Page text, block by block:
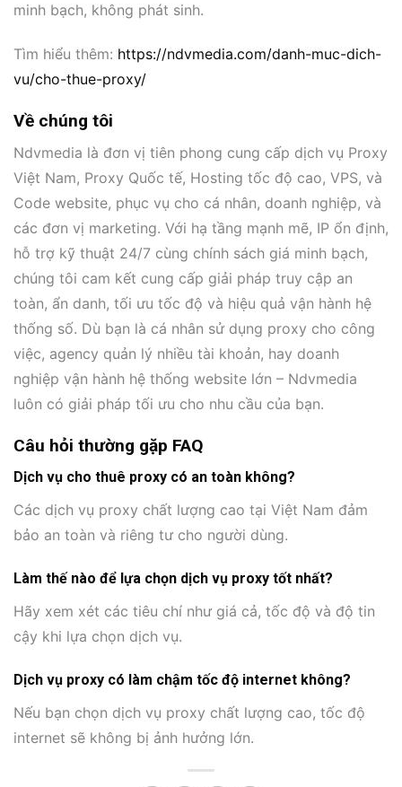
minh bạch, không phát sinh.
Tìm hiểu thêm: https://ndvmedia.com/danh-muc-dich-
vu/cho-thue-proxy/
Về chúng tôi
Ndvmedia là đơn vị tiên phong cung cấp dịch vụ Proxy
Việt Nam, Proxy Quốc tế, Hosting tốc độ cao, VPS, và
Code website, phục vụ cho cá nhân, doanh nghiệp, và
các đơn vị marketing. Với hạ tầng mạnh mẽ, IP ổn định,
hỗ trợ kỹ thuật 24/7 cùng chính sách giá minh bạch,
chúng tôi cam kết cung cấp giải pháp truy cập an
toàn, ẩn danh, tối ưu tốc độ và hiệu quả vận hành hệ
thống số. Dù bạn là cá nhân sử dụng proxy cho công
việc, agency quản lý nhiều tài khoản, hay doanh
nghiệp vận hành hệ thống website lớn – Ndvmedia
luôn có giải pháp tối ưu cho nhu cầu của bạn.
Câu hỏi thường gặp FAQ
Dịch vụ cho thuê proxy có an toàn không?
Các dịch vụ proxy chất lượng cao tại Việt Nam đảm
bảo an toàn và riêng tư cho người dùng.
Làm thế nào để lựa chọn dịch vụ proxy tốt nhất?
Hãy xem xét các tiêu chí như giá cả, tốc độ và độ tin
cậy khi lựa chọn dịch vụ.
Dịch vụ proxy có làm chậm tốc độ internet không?
Nếu bạn chọn dịch vụ proxy chất lượng cao, tốc độ
internet sẽ không bị ảnh hưởng lớn.